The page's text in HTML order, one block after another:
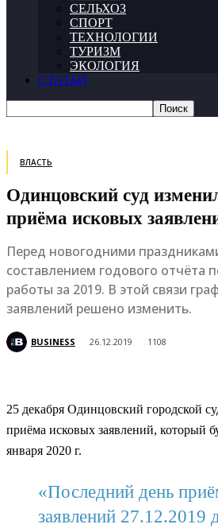
СЕЛЬХОЗ
СПОРТ
ТЕХНОЛОГИИ
ТУРИЗМ
ЭКОЛОГИЯ
СТАТЬИ
ВЛАСТЬ
Одинцовский суд
приёма исковых
Перед новогодними
составлением годового отчёта
работы за 2019. В этой связи
заявлений решено изменить.
BUSINESS 26.12.2019 1108
25 декабря Одинцовский городской
приёма исковых заявлений, который
января 2020 г.
«Последний день
заявлений 27.12.2019